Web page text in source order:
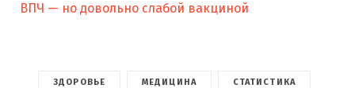
ВПЧ — но довольно слабой вакциной
ЗДОРОВЬЕ МЕДИЦИНА СТАТИСТИКА